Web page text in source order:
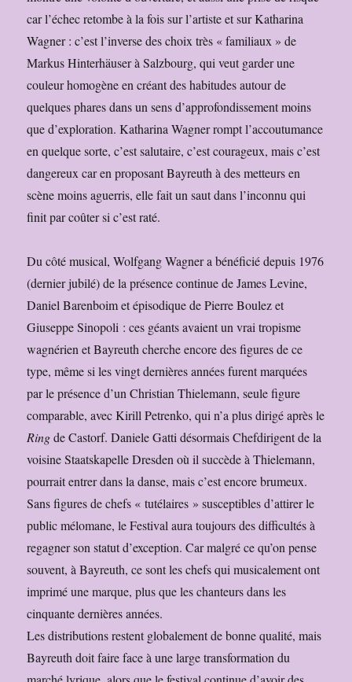
car l’échec retombe à la fois sur l’artiste et sur Katharina
Wagner : c’est l’inverse des choix très « familiaux » de
Markus Hinterhäuser à Salzbourg, qui veut garder une
couleur homogène en créant des habitudes autour de
quelques phares dans un sens d’approfondissement moins
que d’exploration. Katharina Wagner rompt l’accoutumance
en quelque sorte, c’est salutaire, c’est courageux, mais c’est
dangereux car en proposant Bayreuth à des metteurs en
scène moins aguerris, elle fait un saut dans l’inconnu qui
finit par coûter si c’est raté.
Du côté musical, Wolfgang Wagner a bénéficié depuis 1976
(dernier jubilé) de la présence continue de James Levine,
Daniel Barenboim et épisodique de Pierre Boulez et
Giuseppe Sinopoli : ces géants avaient un vrai tropisme
wagnérien et Bayreuth cherche encore des figures de ce
type, même si les vingt dernières années furent marquées
par le présence d’un Christian Thielemann, seule figure
comparable, avec Kirill Petrenko, qui n’a plus dirigé après le
Ringde Castorf. Daniele Gatti désormais Chefdirigent de la
voisine Staatskapelle Dresden où il succède à Thielemann,
pourrait entrer dans la danse, mais c’est encore brumeux.
Sans figures de chefs « tutélaires » susceptibles d’attirer le
public mélomane, le Festival aura toujours des difficultés à
regagner son statut d’exception. Car malgré ce qu’on pense
souvent, à Bayreuth, ce sont les chefs qui musicalement ont
imprimé une marque, plus que les chanteurs dans les
cinquante dernières années.
Les distributions restent globalement de bonne qualité, mais
Bayreuth doit faire face à une large transformation du